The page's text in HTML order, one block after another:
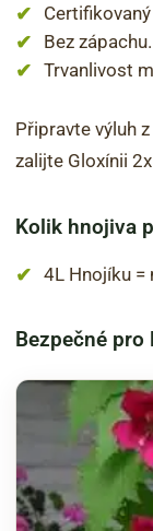
Bez zápachu.
Trvanlivost
Připravte výluh
zalijte Gloxínii
Kolik hnojiva
4L Hnojíku =
Bezpečné